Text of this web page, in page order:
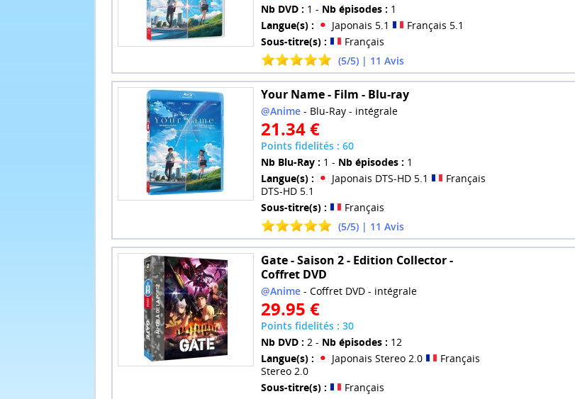
Nb DVD : 1 - Nb épisodes : 1
Langue(s) :
Japonais 5.1
Français 5.1
Sous-titre(s) :
Français
(5/5) | 11 Avis
Your Name - Film - Blu-ray
@Anime- Blu-Ray - intégrale
21.34 €
Points fidelités : 60
Nb Blu-Ray : 1 - Nb épisodes : 1
Langue(s) :
Japonais DTS-HD 5.1
Français
DTS-HD 5.1
Sous-titre(s) :
Français
(5/5) | 11 Avis
Gate - Saison 2 - Edition Collector -
Coffret DVD
@Anime- Coffret DVD - intégrale
29.95 €
Points fidelités : 30
Nb DVD : 2 - Nb épisodes : 12
Langue(s) :
Japonais Stereo 2.0
Français
Stereo 2.0
Sous-titre(s) :
Français